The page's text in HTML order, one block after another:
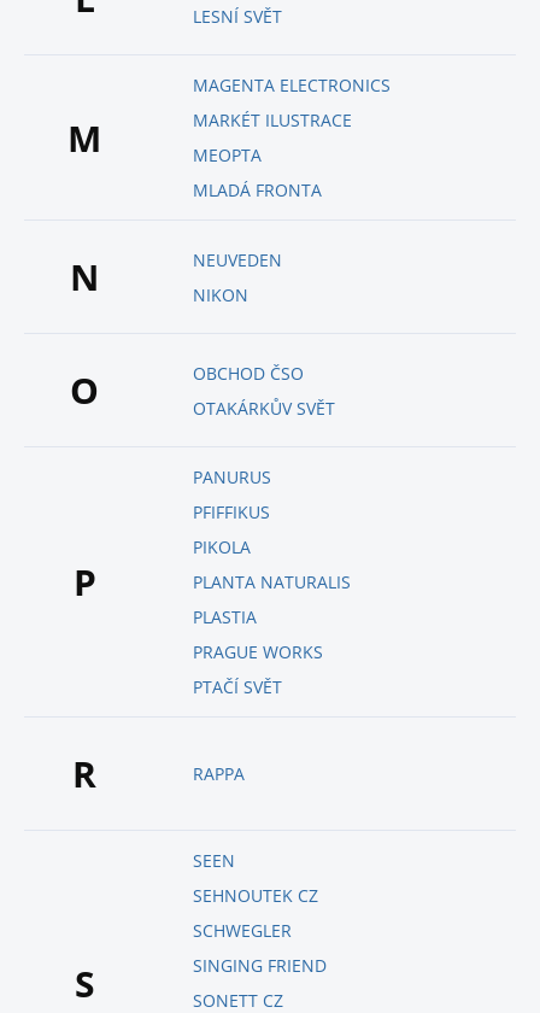
LESNÍ SVĚT
M
MAGENTA ELECTRONICS
MARKÉT ILUSTRACE
MEOPTA
MLADÁ FRONTA
N
NEUVEDEN
NIKON
O
OBCHOD ČSO
OTAKÁRKŮV SVĚT
P
PANURUS
PFIFFIKUS
PIKOLA
PLANTA NATURALIS
PLASTIA
PRAGUE WORKS
PTAČÍ SVĚT
R RAPPA
S
SEEN
SEHNOUTEK CZ
SCHWEGLER
SINGING FRIEND
SONETT CZ